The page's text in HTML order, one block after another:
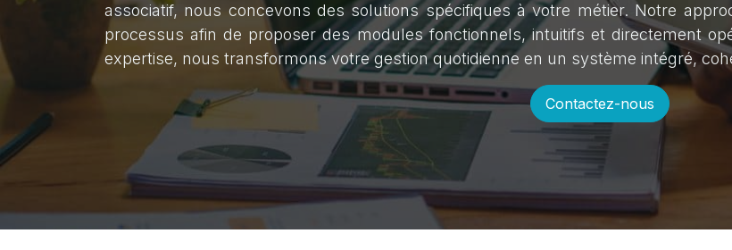
associatif, nous concevons des solutions spécifiques à votre métier. Notre
processus afin de proposer des modules fonctionnels, intuitifs et directement
expertise, nous transformons votre gestion quotidienne en un système intégré,
Contactez-nous